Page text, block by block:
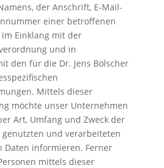
der Anschrift, E-Mail-
einer betroffenen
Einklang mit der
und in
den für die Dr. Jens Bölscher
Mittels dieser
möchte unser Unternehmen
Art, Umfang und Zweck der
und verarbeiteten
Daten informieren. Ferner
mittels dieser